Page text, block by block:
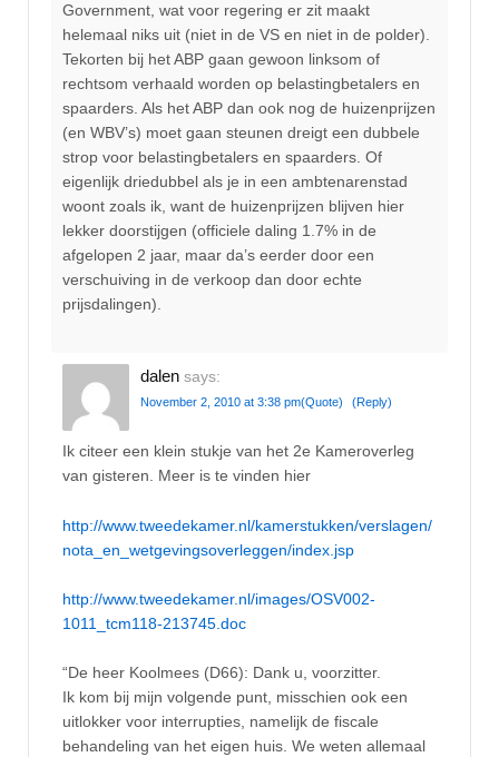
Government, wat voor regering er zit maakt
helemaal niks uit (niet in de VS en niet in de polder).
Tekorten bij het ABP gaan gewoon linksom of
rechtsom verhaald worden op belastingbetalers en
spaarders. Als het ABP dan ook nog de huizenprijzen
(en WBV’s) moet gaan steunen dreigt een dubbele
strop voor belastingbetalers en spaarders. Of
eigenlijk driedubbel als je in een ambtenarenstad
woont zoals ik, want de huizenprijzen blijven hier
lekker doorstijgen (officiele daling 1.7% in de
afgelopen 2 jaar, maar da’s eerder door een
verschuiving in de verkoop dan door echte
prijsdalingen).
dalen says:
November 2, 2010 at 3:38 pm(Quote) (Reply)
Ik citeer een klein stukje van het 2e Kameroverleg
van gisteren. Meer is te vinden hier
http://www.tweedekamer.nl/kamerstukken/verslagen/
nota_en_wetgevingsoverleggen/index.jsp
http://www.tweedekamer.nl/images/OSV002-
1011_tcm118-213745.doc
“De heer Koolmees (D66): Dank u, voorzitter.
Ik kom bij mijn volgende punt, misschien ook een
uitlokker voor interrupties, namelijk de fiscale
behandeling van het eigen huis. We weten allemaal